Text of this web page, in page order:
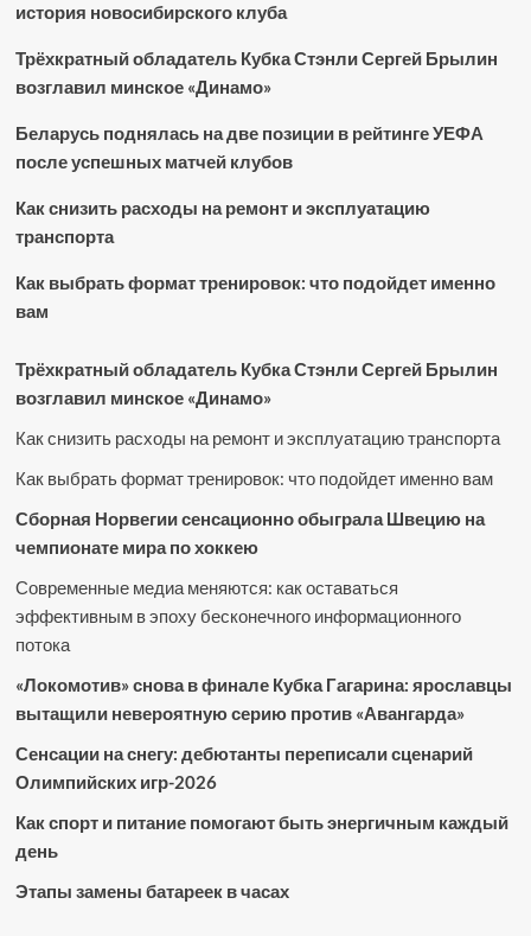
история новосибирского клуба
Трёхкратный обладатель Кубка Стэнли Сергей Брылин
возглавил минское «Динамо»
Беларусь поднялась на две позиции в рейтинге УЕФА
после успешных матчей клубов
Как снизить расходы на ремонт и эксплуатацию
транспорта
Как выбрать формат тренировок: что подойдет именно
вам
Трёхкратный обладатель Кубка Стэнли Сергей Брылин
возглавил минское «Динамо»
Как снизить расходы на ремонт и эксплуатацию транспорта
Как выбрать формат тренировок: что подойдет именно вам
Сборная Норвегии сенсационно обыграла Швецию на
чемпионате мира по хоккею
Современные медиа меняются: как оставаться
эффективным в эпоху бесконечного информационного
потока
«Локомотив» снова в финале Кубка Гагарина: ярославцы
вытащили невероятную серию против «Авангарда»
Сенсации на снегу: дебютанты переписали сценарий
Олимпийских игр-2026
Как спорт и питание помогают быть энергичным каждый
день
Этапы замены батареек в часах